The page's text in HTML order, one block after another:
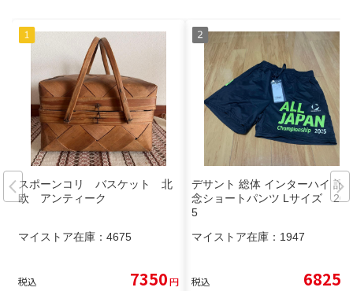
スポーンコリ バスケット 北
欧 アンティーク
マイストア在庫： 4675
税込 7350円
デサント 総体 インターハイ 記
念ショートパンツ Lサイズ 202
5
マイストア在庫： 1947
税込 6825